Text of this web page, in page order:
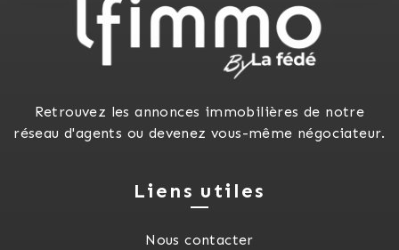
Retrouvez les annonces immobilières de notre
réseau d'agents ou devenez vous-même négociateur.
Liens utiles
Nous contacter